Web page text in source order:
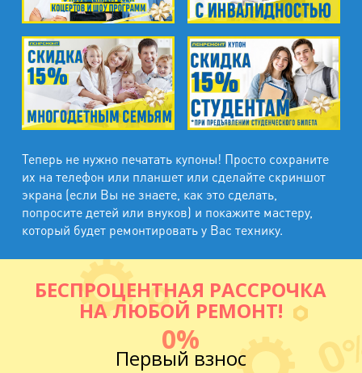
Теперь не нужно печатать купоны! Просто сохраните
их на телефон или планшет или сделайте скриншот
экрана (если Вы не знаете, как это сделать,
попросите детей или внуков) и покажите мастеру,
который будет ремонтировать у Вас технику.
БЕСПРОЦЕНТНАЯ РАССРОЧКА
НА ЛЮБОЙ РЕМОНТ!
0%
Первый взнос